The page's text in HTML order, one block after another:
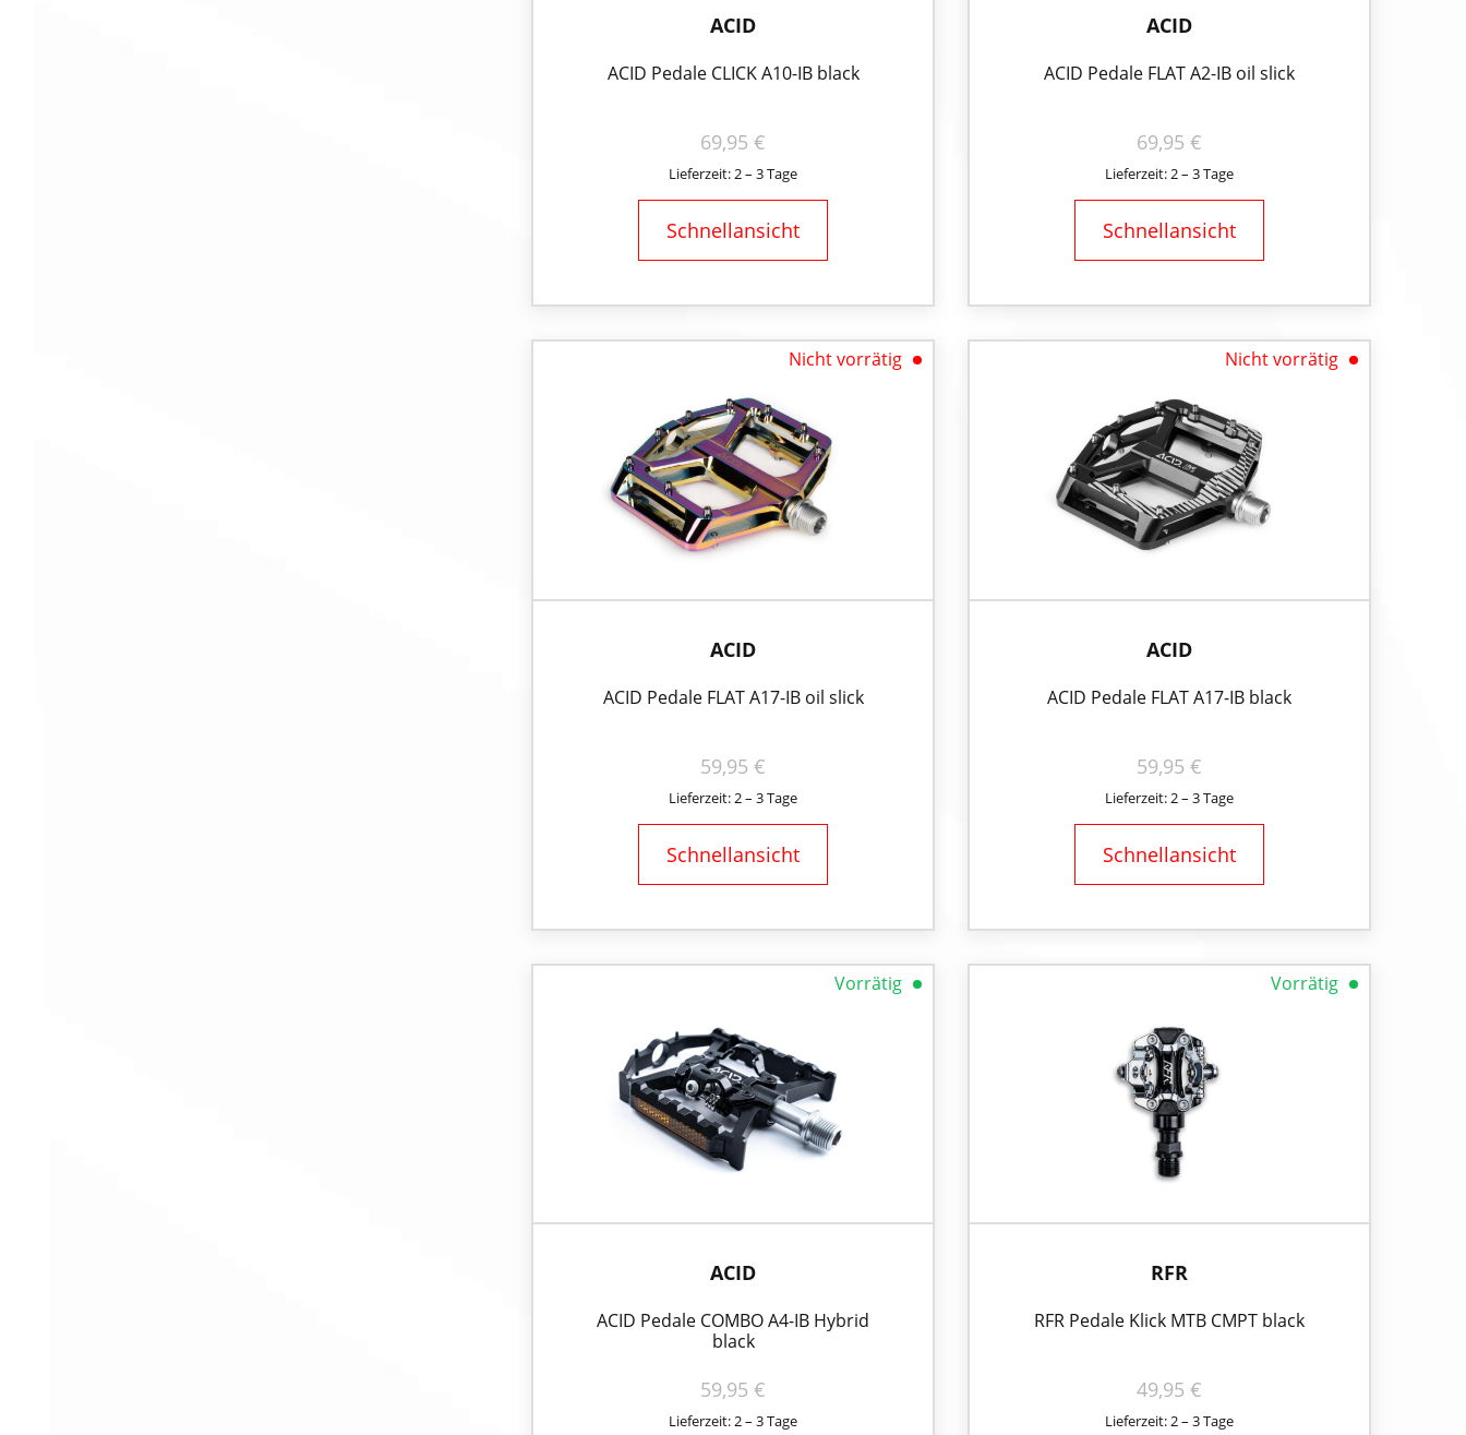
ACID
ACID Pedale CLICK A10-IB black
69,95 €
Lieferzeit: 2 – 3 Tage
Schnellansicht
ACID
ACID Pedale FLAT A2-IB oil slick
69,95 €
Lieferzeit: 2 – 3 Tage
Schnellansicht
Nicht vorrätig
ACID
ACID Pedale FLAT A17-IB oil slick
59,95 €
Lieferzeit: 2 – 3 Tage
Schnellansicht
Nicht vorrätig
ACID
ACID Pedale FLAT A17-IB black
59,95 €
Lieferzeit: 2 – 3 Tage
Schnellansicht
Vorrätig
ACID
ACID Pedale COMBO A4-IB Hybrid
black
59,95 €
Lieferzeit: 2 – 3 Tage
Vorrätig
RFR
RFR Pedale Klick MTB CMPT black
49,95 €
Lieferzeit: 2 – 3 Tage